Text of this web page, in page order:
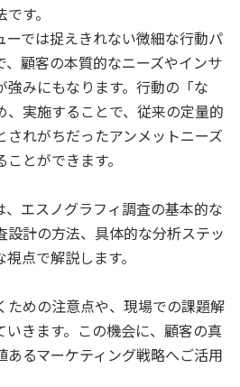
す。
ーでは捉えきれない微細な行動パ
、顧客の本質的なニーズやインサ
強みにもなります。行動の「な
実施することで、従来の定量的
れがちだったアンメットニーズ
とができます。
、エスノグラフィ調査の基本的な
計の方法、具体的な分析ステッ
点で解説します。
ための注意点や、現場での課題解
きます。この機会に、顧客の真
あるマーケティング戦略へご活用